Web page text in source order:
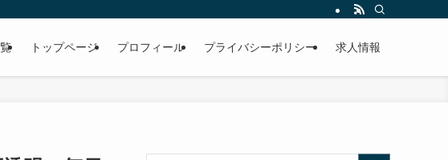
トップページ プロフィール プライバシーポリシー 求人情報